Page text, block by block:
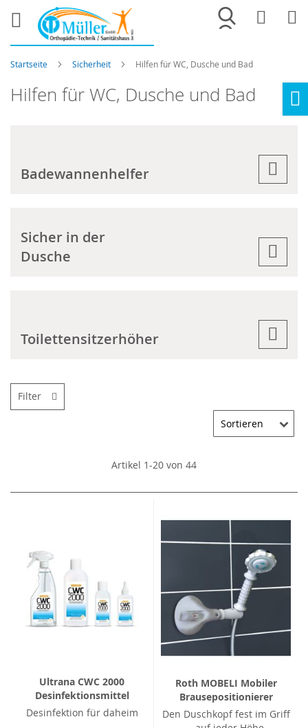
Merkliste
Startseite Sicherheit Hilfen für WC, Dusche und Bad
Hilfen für WC, Dusche und Bad
Badewannenhelfer
Sicher in der
Dusche
Toilettensitzerhöher
Artikel 1-20 von 44
Ultrana CWC 2000
Desinfektionsmittel
Desinfektion für daheim
Roth MOBELI Mobiler
Brausepositionierer
Den Duschkopf fest im Griff
Filter